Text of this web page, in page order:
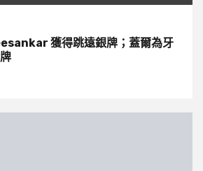
獲得跳遠銀牌；蓋爾為牙